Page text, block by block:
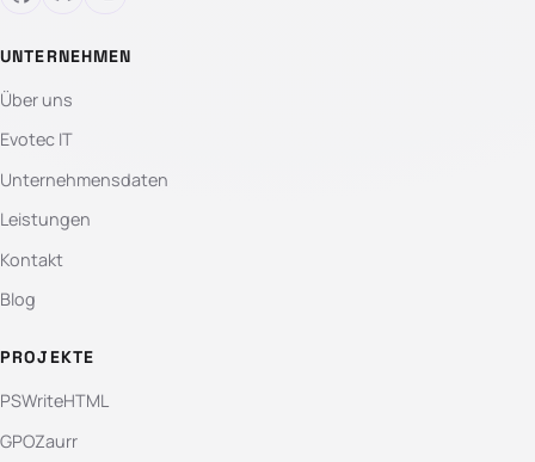
UNTERNEHMEN
Über uns
Evotec IT
Unternehmensdaten
Leistungen
Kontakt
Blog
PROJEKTE
PSWriteHTML
GPOZaurr